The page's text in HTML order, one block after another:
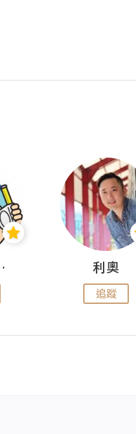
修平台 利奧
追蹤